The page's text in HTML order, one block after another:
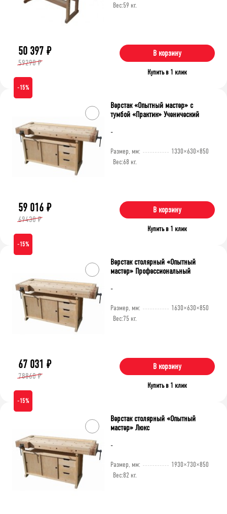
Вес:59 кг.
50 397 ₽
59290 ₽
В корзину
Купить в 1 клик
-15%
-
Верстак «Опытный мастер» с
тумбой «Практик» Ученический
Размер, мм:
1330×630×850
Вес:68 кг.
59 016 ₽
69430 ₽
В корзину
Купить в 1 клик
-15%
-
Верстак столярный «Опытный
мастер» Профессиональный
Размер, мм:
1630×630×850
Вес:75 кг.
67 031 ₽
78860 ₽
В корзину
Купить в 1 клик
-15%
-
Верстак столярный «Опытный
мастер» Люкс
Размер, мм:
1930×730×850
Вес:82 кг.